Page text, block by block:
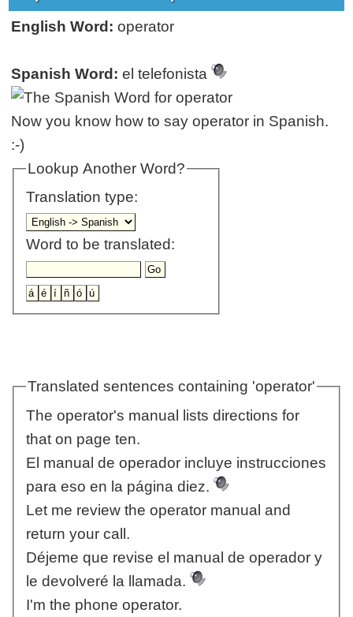
English Word: operator
Spanish Word: el telefonista
Now you know how to say operator in Spanish.
:-)
Lookup Another Word?
Translation type:
Word to be translated:
Translated sentences containing 'operator'
The operator's manual lists directions for
that on page ten.
El manual de operador incluye instrucciones
para eso en la página diez.
Let me review the operator manual and
return your call.
Déjeme que revise el manual de operador y
le devolveré la llamada.
I'm the phone operator.